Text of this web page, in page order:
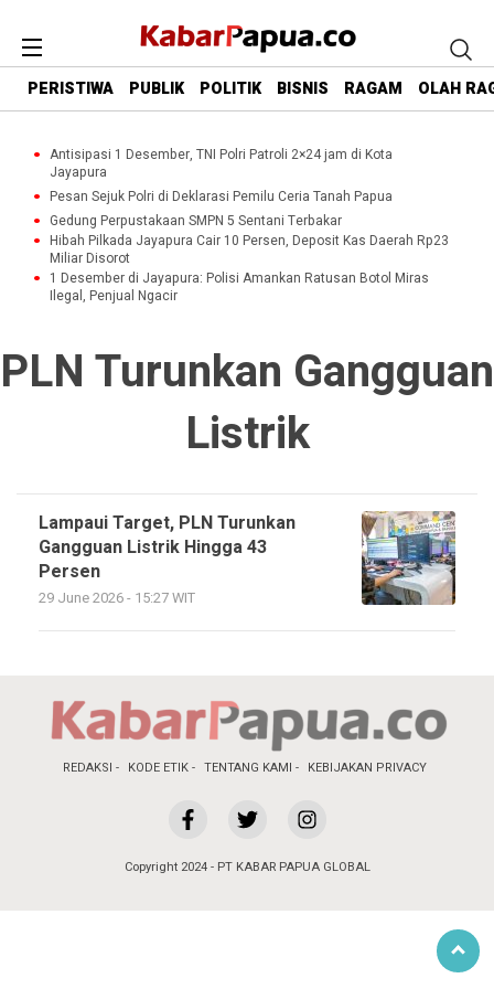
PERISTIWA PUBLIK POLITIK BISNIS RAGAM OLAH
Antisipasi 1 Desember, TNI Polri Patroli 2×24 jam di Kota
Jayapura
Pesan Sejuk Polri di Deklarasi Pemilu Ceria Tanah Papua
Gedung Perpustakaan SMPN 5 Sentani Terbakar
Hibah Pilkada Jayapura Cair 10 Persen, Deposit Kas Daerah Rp23
Miliar Disorot
1 Desember di Jayapura: Polisi Amankan Ratusan Botol Miras
Ilegal, Penjual Ngacir
PLN Turunkan Gangguan
Listrik
Lampaui Target, PLN Turunkan
Gangguan Listrik Hingga 43
Persen
29 June 2026 - 15:27 WIT
REDAKSI KODE ETIK TENTANG KAMI KEBIJAKAN PRIVACY
Copyright 2024 - PT KABAR PAPUA GLOBAL